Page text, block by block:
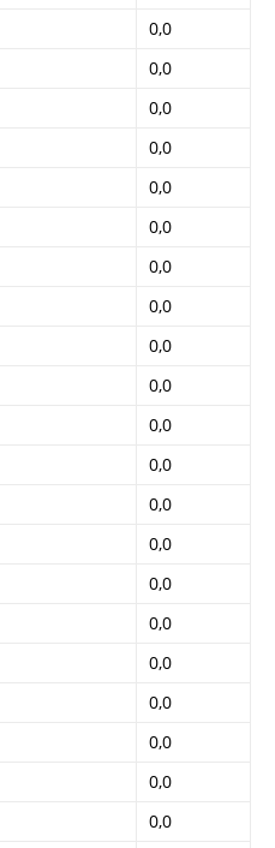
0,0
0,0
0,0
0,0
0,0
0,0
0,0
0,0
0,0
0,0
0,0
0,0
0,0
0,0
0,0
0,0
0,0
0,0
0,0
0,0
0,0